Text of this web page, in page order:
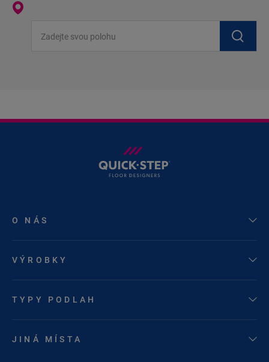
O NÁS
VÝROBKY
TYPY PODLAH
JINÁ MÍSTA